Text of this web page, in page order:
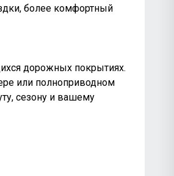
более комфортный
дорожных покрытиях.
или полноприводном
сезону и вашему